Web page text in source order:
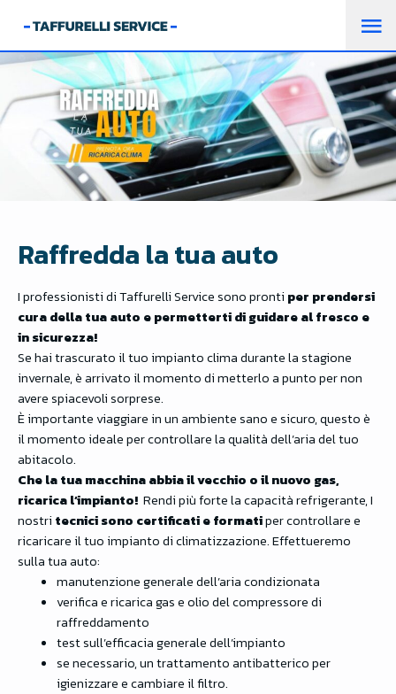
Raffredda la tua auto
I professionisti di Taffurelli Service sono pronti per prendersi
cura della tua auto e permetterti di guidare al fresco e
in sicurezza!
Se hai trascurato il tuo impianto clima durante la stagione
invernale, è arrivato il momento di metterlo a punto per non
avere spiacevoli sorprese.
È importante viaggiare in un ambiente sano e sicuro, questo è
il momento ideale per controllare la qualità dell’aria del tuo
abitacolo.
Che la tua macchina abbia il vecchio o il nuovo gas,
ricarica l’impianto! Rendi più forte la capacità refrigerante, I
nostri tecnici sono certificati e formatiper controllare e
ricaricare il tuo impianto di climatizzazione. Effettueremo
sulla tua auto:
manutenzione generale dell’aria condizionata
verifica e ricarica gas e olio del compressore di
raffreddamento
test sull’efficacia generale dell’impianto
se necessario, un trattamento antibatterico per
igienizzare e cambiare il filtro.